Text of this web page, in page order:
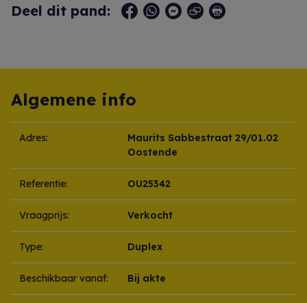
Deel dit pand:
Algemene info
Adres:
Maurits Sabbestraat 29/01.02
Oostende
Referentie: OU25342
Vraagprijs: Verkocht
Type: Duplex
Beschikbaar vanaf: Bij akte